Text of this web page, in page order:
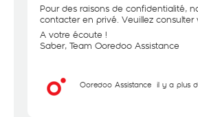
Pour des raisons de confidentialité,
contacter en privé. Veuillez consulter
A votre écoute !
Saber, Team Ooredoo Assistance
Ooredoo Assistance il y a plus